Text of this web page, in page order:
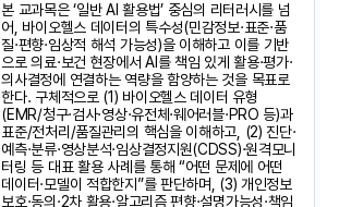
본 교과목은 ‘일반 AI 활용법’ 중심의 리터러시를 넘
어, 바이오헬스 데이터의 특수성(민감정보·표준·품
질·편향·임상적 해석 가능성)을 이해하고 이를 기반
으로 의료·보건 현장에서 AI를 책임 있게 활용·평가·
의사결정에 연결하는 역량을 함양하는 것을 목표로
한다. 구체적으로 (1) 바이오헬스 데이터 유형
(EMR/청구·검사·영상·유전체·웨어러블·PRO 등)과
표준/전처리/품질관리의 핵심을 이해하고, (2) 진단·
예측·분류·영상분석·임상결정지원(CDSS)·원격모니
터링 등 대표 활용 사례를 통해 “어떤 문제에 어떤
데이터·모델이 적합한지”를 판단하며, (3) 개인정보
보호·동의·2차 활용·알고리즘 편향·설명가능성·책임